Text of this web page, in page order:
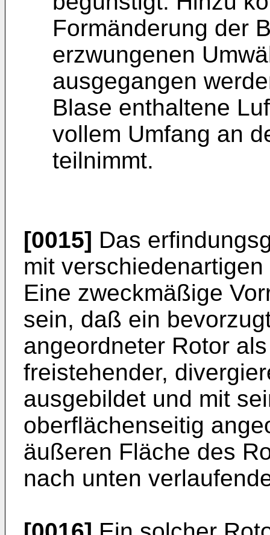
Formänderung der
erzwungenen
ausgegangen
Blase enthaltene
vollem Umfang an
teilnimmt.
[0015] Das
mit
Eine zweckmäßige
sein, daß ein
angeordneter Rotor
freistehender,
ausgebildet und mit
oberflächenseitig
äußeren Fläche des
nach unten